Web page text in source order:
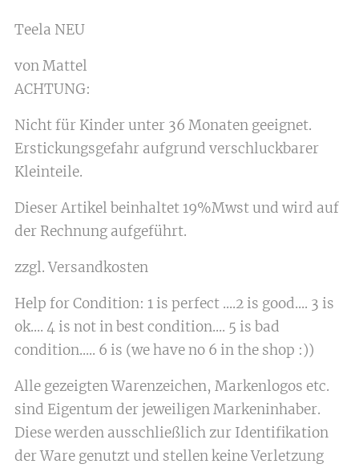
Teela NEU
von Mattel
ACHTUNG:
Nicht für Kinder unter 36 Monaten geeignet.
Erstickungsgefahr aufgrund verschluckbarer
Kleinteile.
Dieser Artikel beinhaltet 19%Mwst und wird auf
der Rechnung aufgeführt.
zzgl. Versandkosten
Help for Condition: 1 is perfect ....2 is good.... 3 is
ok.... 4 is not in best condition.... 5 is bad
condition..... 6 is (we have no 6 in the shop :))
Alle gezeigten Warenzeichen, Markenlogos etc.
sind Eigentum der jeweiligen Markeninhaber.
Diese werden ausschließlich zur Identifikation
der Ware genutzt und stellen keine Verletzung